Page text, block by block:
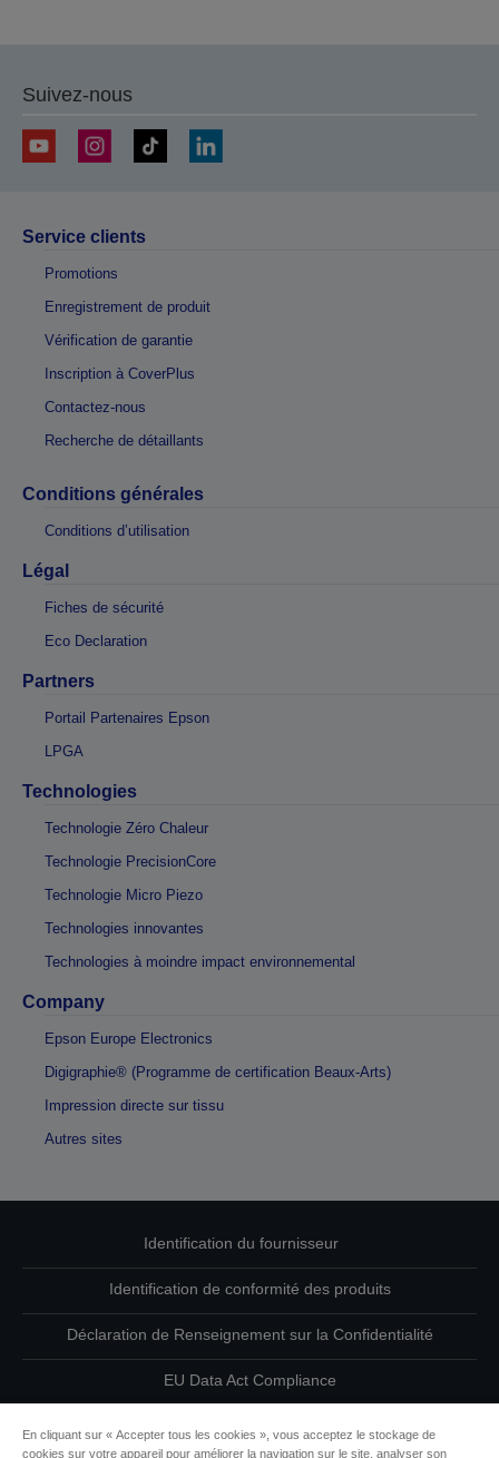
Suivez-nous
Service clients
Promotions
Enregistrement de produit
Vérification de garantie
Inscription à CoverPlus
Contactez-nous
Recherche de détaillants
Conditions générales
Conditions d’utilisation
Légal
Fiches de sécurité
Eco Declaration
Partners
Portail Partenaires Epson
LPGA
Technologies
Technologie Zéro Chaleur
Technologie PrecisionCore
Technologie Micro Piezo
Technologies innovantes
Technologies à moindre impact environnemental
Company
Epson Europe Electronics
Digigraphie® (Programme de certification Beaux-Arts)
Impression directe sur tissu
Autres sites
Identification du fournisseur
Identification de conformité des produits
Déclaration de Renseignement sur la Confidentialité
EU Data Act Compliance
En cliquant sur « Accepter tous les cookies », vous acceptez le stockage de
cookies sur votre appareil pour améliorer la navigation sur le site, analyser son